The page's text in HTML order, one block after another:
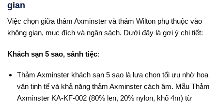
gian
Việc chọn giữa thảm Axminster và thảm Wilton phụ thuộc vào
không gian, mục đích và ngân sách. Dưới đây là gợi ý chi tiết:
Khách sạn 5 sao, sảnh tiệc:
Thảm Axminster khách sạn 5 sao là lựa chọn tối ưu nhờ hoa
văn tinh tế và khả năng thảm Axminster cách âm. Mẫu Thảm
Axminster KA-KF-002 (80% len, 20% nylon, khổ 4m) từ